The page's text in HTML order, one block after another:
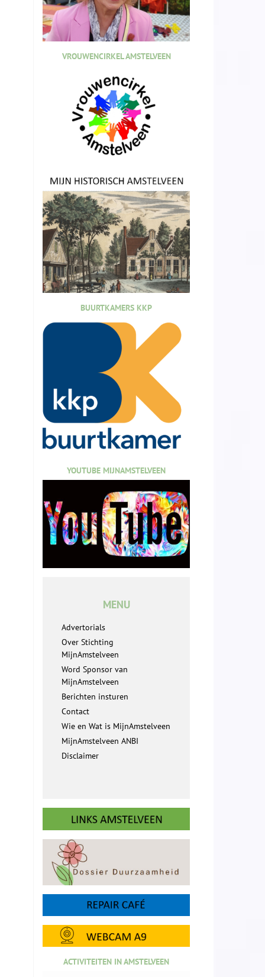
VROUWENCIRKEL AMSTELVEEN
BUURTKAMERS KKP
YOUTUBE MIJNAMSTELVEEN
MENU
Advertorials
Over Stichting
MijnAmstelveen
Word Sponsor van
MijnAmstelveen
Berichten insturen
Contact
Wie en Wat is MijnAmstelveen
MijnAmstelveen ANBI
Disclaimer
ACTIVITEITEN IN AMSTELVEEN